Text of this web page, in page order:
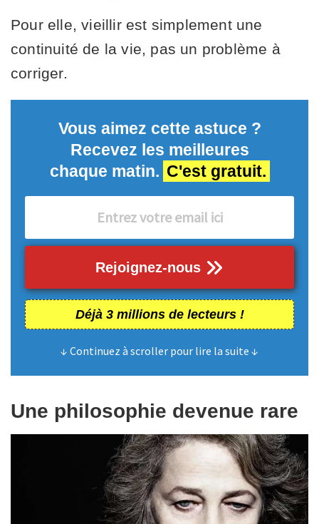
Pour elle, vieillir est simplement une
continuité de la vie, pas un problème à
corriger.
Vous aimez cette astuce ?
Recevez les meilleures
chaque matin. C'est gratuit.
Rejoignez-nous
Déjà 3 millions de lecteurs !
↓ Continuez à scroller pour lire la suite ↓
Une philosophie devenue rare